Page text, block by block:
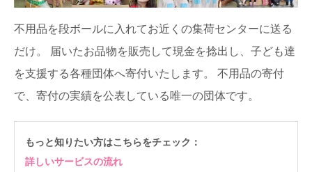
不用品を段ボールに入れてお近くの集荷センターに送る
だけ。
届いたお品物を販売して現金を捻出し、子ども達
を支援する各種団体へ寄付いたします。
不用品の寄付
で、寄付の実績を公表している唯一の団体です。
もっと知りたい方はこちらをチェック：
詳しいサービスの流れ